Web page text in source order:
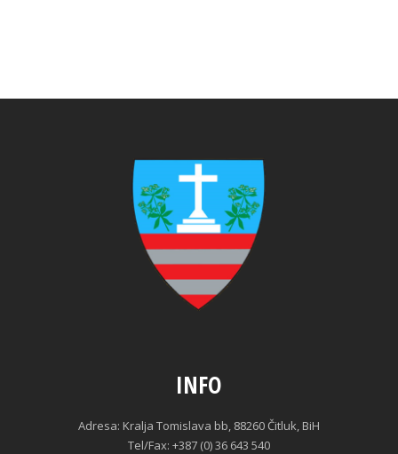
INFO
Adresa: Kralja Tomislava bb, 88260 Čitluk, BiH
Tel/Fax: +387 (0) 36 643 540